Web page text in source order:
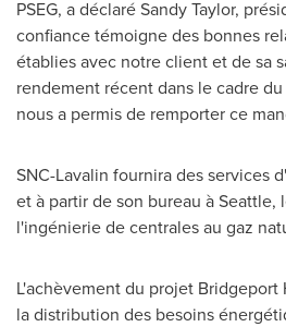
PSEG, a déclaré Sandy Taylor,
confiance témoigne des bonnes
établies avec notre client et de sa
rendement récent dans le cadre
nous a permis de remporter ce
SNC-Lavalin fournira des services
et à partir de son bureau àSeattle,
l'ingénierie de centrales au gaz
L'achèvement du projet Bridgeport
la distribution des besoins